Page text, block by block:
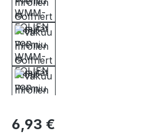
Regulärer Preis:
6,93 €